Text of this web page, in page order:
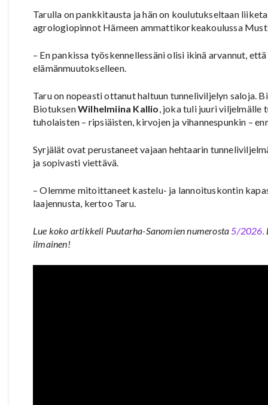
Tarulla on pankkitausta ja hän on koulutukseltaan
agrologiopinnot Hämeen ammattikorkeakoulussa
– En pankissa työskennellessäni olisi ikinä arvannut,
elämänmuutokselleen.
Taru on nopeasti ottanut haltuun tunneliviljelyn saloja.
BiotuksenWilhelmiina Kallio , joka tuli juuri
tuholaisten – ripsiäisten, kirvojen ja vihannespunkin –
Syrjälät ovat perustaneet vajaan hehtaarin
ja sopivasti viettävä.
– Olemme mitoittaneet kastelu- ja lannoituskontin
laajennusta, kertoo Taru.
Lue koko artikkeli Puutarha-Sanomien numerosta 5/2026.
ilmainen!